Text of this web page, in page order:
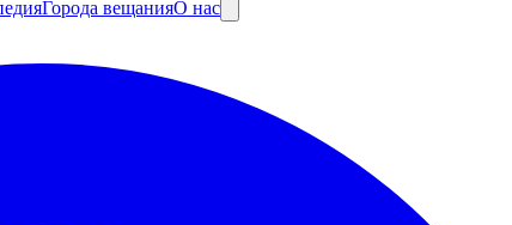
Города вещанияО нас